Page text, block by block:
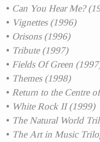
Can You Hear Me?
Vignettes (1996)
Orisons (1996)
Tribute (1997)
Fields Of Green
Themes (1998)
Return to the Centre
White Rock II (1999)
The Natural World
The Art in Music